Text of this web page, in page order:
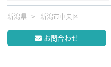
新潟県 新潟市中央区
お問合わせ